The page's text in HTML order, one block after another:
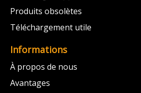
Produits obsolètes
Téléchargement utile
Informations
À propos de nous
Avantages